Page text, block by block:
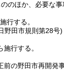
のほか、必要な事
行する。
野田市規則第28号)
行する。
前の野田市再開発